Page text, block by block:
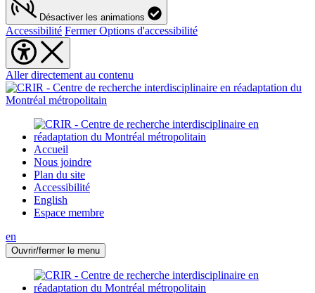
Désactiver les animations
Accessibilité Fermer Options d'accessibilité
Aller directement au contenu
Accueil
Nous joindre
Plan du site
Accessibilité
English
Espace membre
en
Ouvrir/fermer le menu